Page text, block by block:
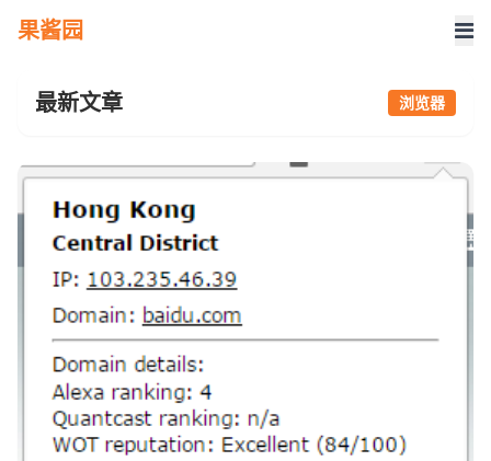
果酱园
最新文章 浏览器